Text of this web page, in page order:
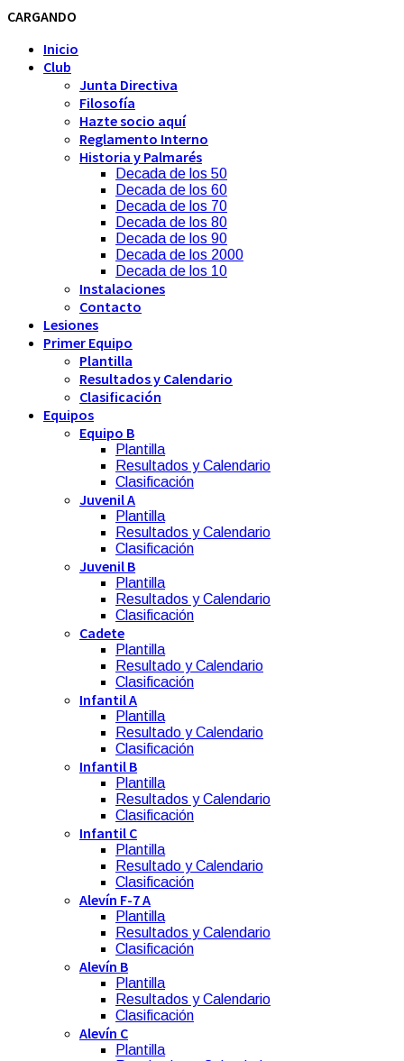
CARGANDO
Inicio
Club
Junta Directiva
Filosofía
Hazte socio aquí
Reglamento Interno
Historia y Palmarés
Decada de los 50
Decada de los 60
Decada de los 70
Decada de los 80
Decada de los 90
Decada de los 2000
Decada de los 10
Instalaciones
Contacto
Lesiones
Primer Equipo
Plantilla
Resultados y Calendario
Clasificación
Equipos
Equipo B
Plantilla
Resultados y Calendario
Clasificación
Juvenil A
Plantilla
Resultados y Calendario
Clasificación
Juvenil B
Plantilla
Resultados y Calendario
Clasificación
Cadete
Plantilla
Resultado y Calendario
Clasificación
Infantil A
Plantilla
Resultado y Calendario
Clasificación
Infantil B
Plantilla
Resultados y Calendario
Clasificación
Infantil C
Plantilla
Resultado y Calendario
Clasificación
Alevín F-7 A
Plantilla
Resultados y Calendario
Clasificación
Alevín B
Plantilla
Resultados y Calendario
Clasificación
Alevín C
Plantilla